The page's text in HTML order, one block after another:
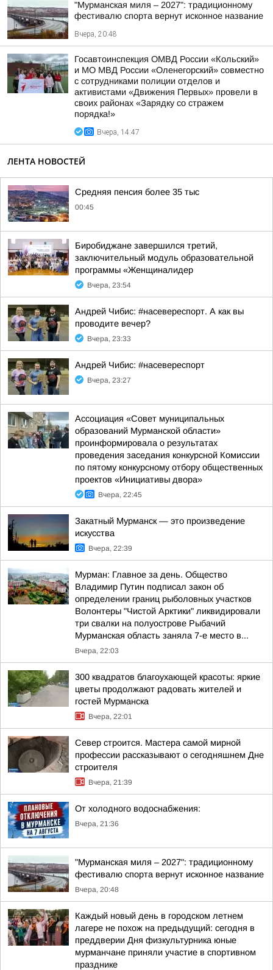
"Мурманская миля – 2027": традиционному
фестивалю спорта вернут исконное название
Вчера, 20:48
Госавтоинспекция ОМВД России «Кольский»
и МО МВД России «Оленегорский» совместно
с сотрудниками полиции отделов и
активистами «Движения Первых» провели в
своих районах «Зарядку со стражем
порядка!»
Вчера, 14:47
ЛЕНТА НОВОСТЕЙ
Средняя пенсия более 35 тыс
00:45
Биробиджане завершился третий,
заключительный модуль образовательной
программы «Женщиналидер
Вчера, 23:54
Андрей Чибис: #насевереспорт. А как вы
проводите вечер?
Вчера, 23:33
Андрей Чибис: #насевереспорт
Вчера, 23:27
Ассоциация «Совет муниципальных
образований Мурманской области»
проинформировала о результатах
проведения заседания конкурсной Комиссии
по пятому конкурсному отбору общественных
проектов «Инициативы двора»
Вчера, 22:45
Закатный Мурманск — это произведение
искусства
Вчера, 22:39
Мурман: Главное за день. Общество
Владимир Путин подписал закон об
определении границ рыболовных участков
Волонтеры "Чистой Арктики" ликвидировали
три свалки на полуострове Рыбачий
Мурманская область заняла 7-е место в...
Вчера, 22:03
300 квадратов благоухающей красоты: яркие
цветы продолжают радовать жителей и
гостей Мурманска
Вчера, 22:01
Север строится. Мастера самой мирной
профессии рассказывают о сегодняшнем Дне
строителя
Вчера, 21:39
От холодного водоснабжения:
Вчера, 21:36
"Мурманская миля – 2027": традиционному
фестивалю спорта вернут исконное название
Вчера, 20:48
Каждый новый день в городском летнем
лагере не похож на предыдущий: сегодня в
преддверии Дня физкультурника юные
мурманчане приняли участие в спортивном
празднике